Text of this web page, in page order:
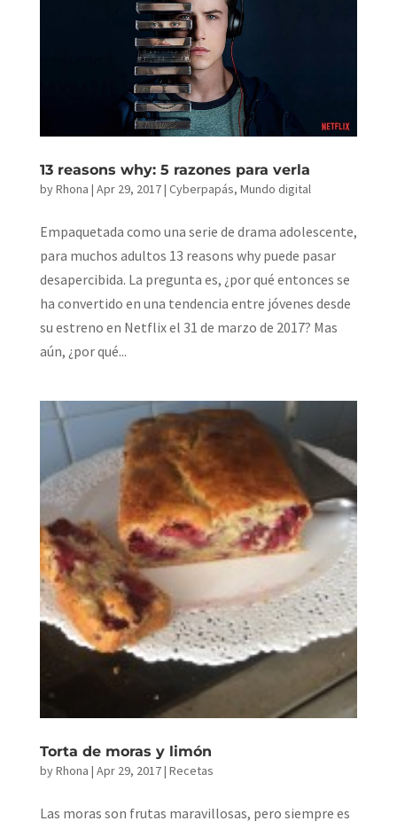
13 reasons why: 5 razones para verla
byRhona | Apr 29, 2017| Cyberpapás, Mundo digital
Empaquetada como una serie de drama adolescente,
para muchos adultos 13 reasons why puede pasar
desapercibida. La pregunta es, ¿por qué entonces se
ha convertido en una tendencia entre jóvenes desde
su estreno en Netflix el 31 de marzo de 2017? Mas
aún, ¿por qué...
Torta de moras y limón
byRhona | Apr 29, 2017| Recetas
Las moras son frutas maravillosas, pero siempre es